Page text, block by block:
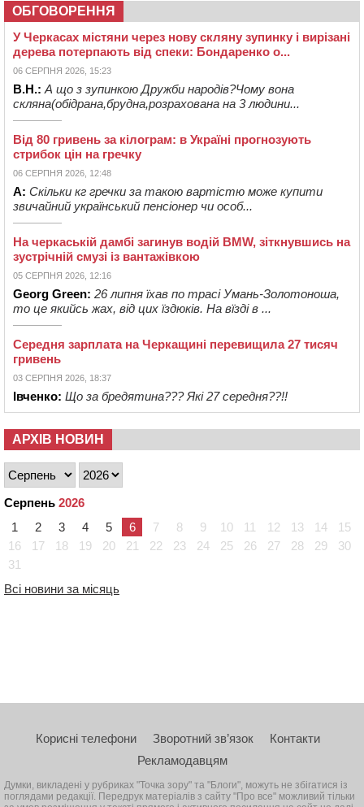
ОБГОВОРЕННЯ
У Черкасах містяни через нову скляну зупинку і вирізані
дерева потерпають від спеки: Бондаренко о...
06 СЕРПНЯ 2026, 15:23
В.Н.: А що з зупинкою Дружби народів?Чому вона
скляна(обідрана,брудна,розрахована на 3 людини...
Від 80 гривень за кілограм: в Україні прогнозують
стрибок цін на гречку
06 СЕРПНЯ 2026, 12:48
А: Скільки кг гречки за такою вартістю може купити
звичайний український пенсіонер чи особ...
На черкаській дамбі загинув водій BMW, зіткнувшись на
зустрічній смузі із вантажівкою
05 СЕРПНЯ 2026, 12:16
Georg Green: 26 липня їхав по трасі Умань-Золотоноша,
то це якийсь жах, від цих їздюків. На вїзді в ...
Середня зарплата на Черкащині перевищила 27 тисяч
гривень
03 СЕРПНЯ 2026, 18:37
Івченко: Що за бредятина??? Які 27 середня??!!
АРХІВ НОВИН
Серпень 2026
1
2 3 4 5 6 7 8 9 10 11 12 13 14
15
16
17 18 19 20 21 22 23 24 25 26 27 28 29
30
31
Всі новини за місяць
Корисні телефони Зворотний зв’язок
Контакти
Рекламодавцям
Думки, викладені у рубриках "Точка зору" та "Блоги", можуть не збігатися із
поглядами редакції. Передрук матеріалів з сайту "Про все" можливий тільки